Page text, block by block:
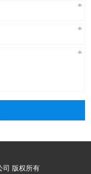
司 版权所有